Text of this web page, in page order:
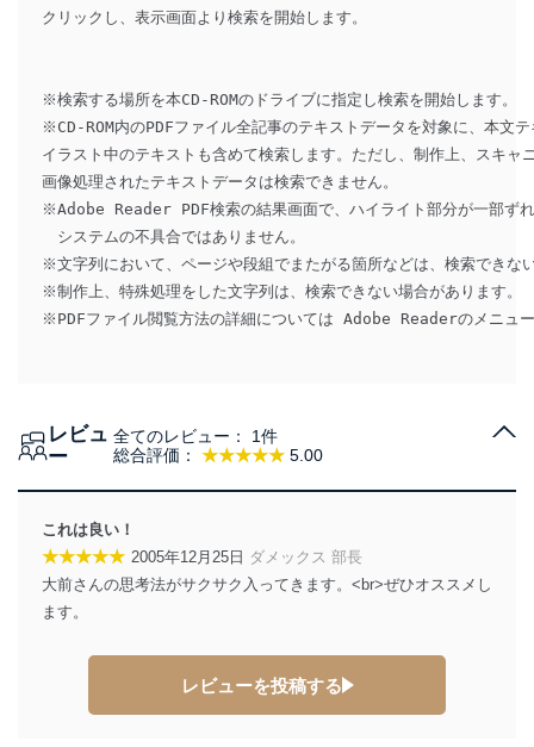
クリックし、表示画面より検索を開始します。
※検索する場所を本CD-ROMのドライブに指定し検索を開始します。
※CD-ROM内のPDFファイル全記事のテキストデータを対象に、本文
イラスト中のテキストも含めて検索します。ただし、制作上、スキャ
画像処理されたテキストデータは検索できません。
※Adobe Reader PDF検索の結果画面で、ハイライト部分が一部ず
システムの不具合ではありません。
※文字列において、ページや段組でまたがる箇所などは、検索できな
※制作上、特殊処理をした文字列は、検索できない場合があります。
レビュ
ー
総合評価： ★★★★★ 5.00
全てのレビュー： 1件
これは良い！
★★★★★ 2005年12月25日 ダメックス 部長
大前さんの思考法がサクサク入ってきます。<br>ぜひオススメし
ます。
レビューを投稿する